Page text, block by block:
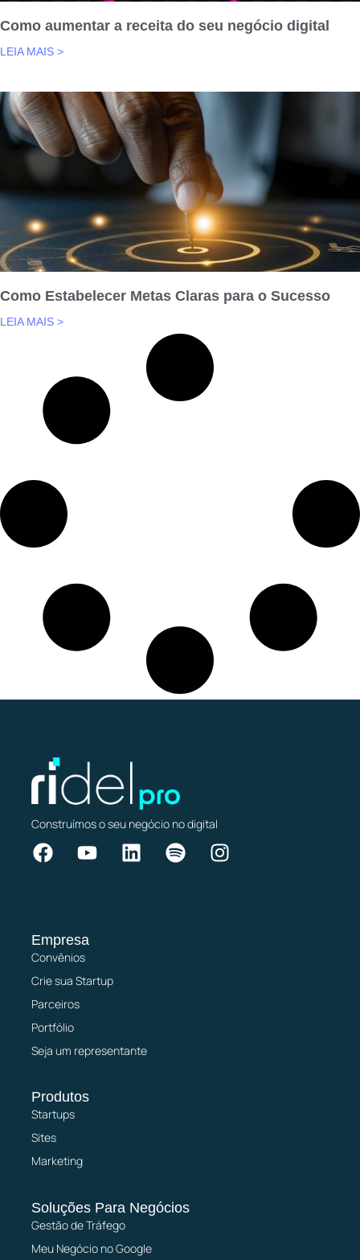
Como aumentar a receita do seu negócio digital
LEIA MAIS >
Como Estabelecer Metas Claras para o Sucesso
LEIA MAIS >
Construímos o seu negócio no digital
Empresa
Convênios
Crie sua Startup
Parceiros
Portfólio
Seja um representante
Produtos
Startups
Sites
Marketing
Soluções Para Negócios
Gestão de Tráfego
Meu Negócio no Google